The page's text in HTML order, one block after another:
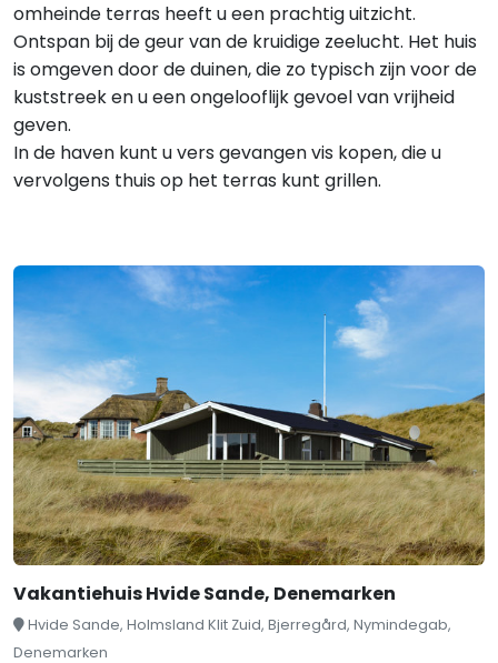
omheinde terras heeft u een prachtig uitzicht.
Ontspan bij de geur van de kruidige zeelucht. Het huis
is omgeven door de duinen, die zo typisch zijn voor de
kuststreek en u een ongelooflijk gevoel van vrijheid
geven.
In de haven kunt u vers gevangen vis kopen, die u
vervolgens thuis op het terras kunt grillen.
Vakantiehuis Hvide Sande, Denemarken
Hvide Sande, Holmsland Klit Zuid, Bjerregård, Nymindegab,
Denemarken